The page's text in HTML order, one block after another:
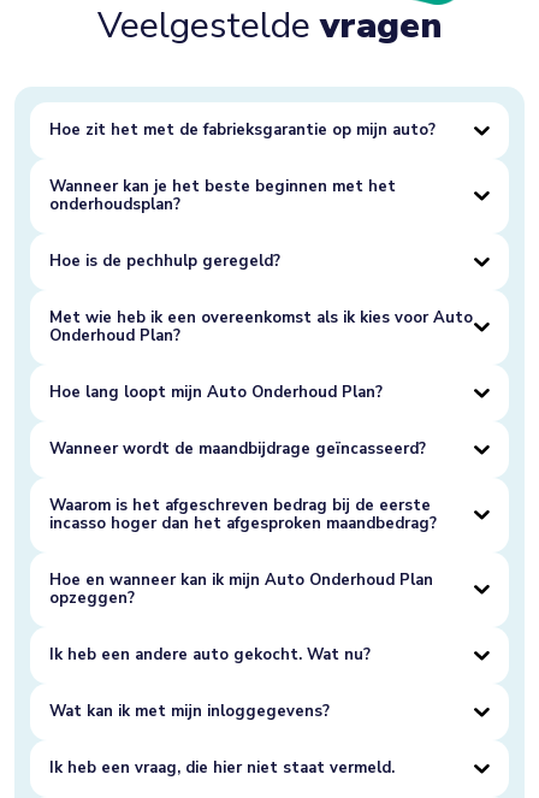
Veelgesteldevragen
Hoe zit het met de fabrieksgarantie op mijn auto?
Wanneer kan je het beste beginnen met het
onderhoudsplan?
Hoe is de pechhulp geregeld?
Met wie heb ik een overeenkomst als ik kies voor Auto
Onderhoud Plan?
Hoe lang loopt mijn Auto Onderhoud Plan?
Wanneer wordt de maandbijdrage geïncasseerd?
Waarom is het afgeschreven bedrag bij de eerste
incasso hoger dan het afgesproken maandbedrag?
Hoe en wanneer kan ik mijn Auto Onderhoud Plan
opzeggen?
Ik heb een andere auto gekocht. Wat nu?
Wat kan ik met mijn inloggegevens?
Ik heb een vraag, die hier niet staat vermeld.